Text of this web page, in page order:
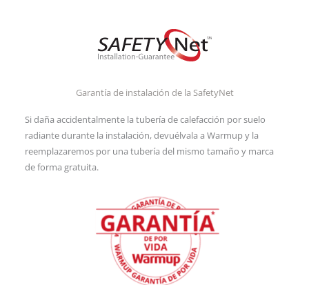
Garantía de instalación de la SafetyNet
Si daña accidentalmente la tubería de calefacción por suelo
radiante durante la instalación, devuélvala a Warmup y la
reemplazaremos por una tubería del mismo tamaño y marca
de forma gratuita.